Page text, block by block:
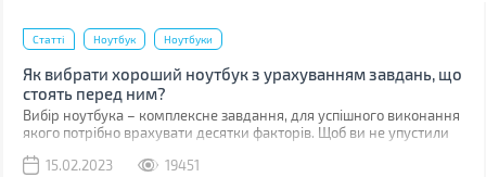
Статті Ноутбук Ноутбуки
Як вибрати хороший ноутбук з урахуванням завдань, що
стоять перед ним?
Вибір ноутбука – комплексне завдання, для успішного виконання
якого потрібно врахувати десятки факторів. Щоб ви не упустили
розшифрували значення параметрів, і надали рекомендації
15.02.2023 19451